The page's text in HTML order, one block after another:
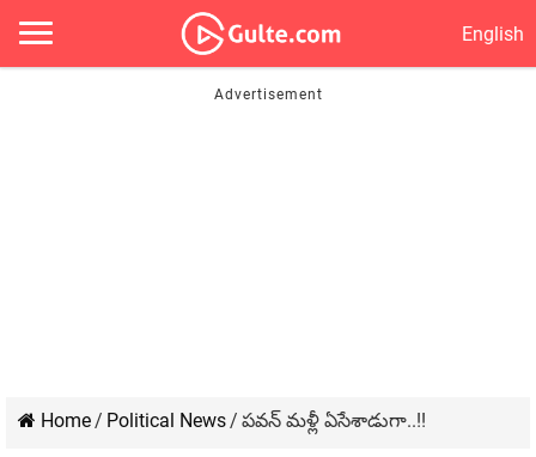
English
Home/ Political News/ ప‌వ‌న్ మ‌ళ్లీ ఏసేశాడుగా..!!